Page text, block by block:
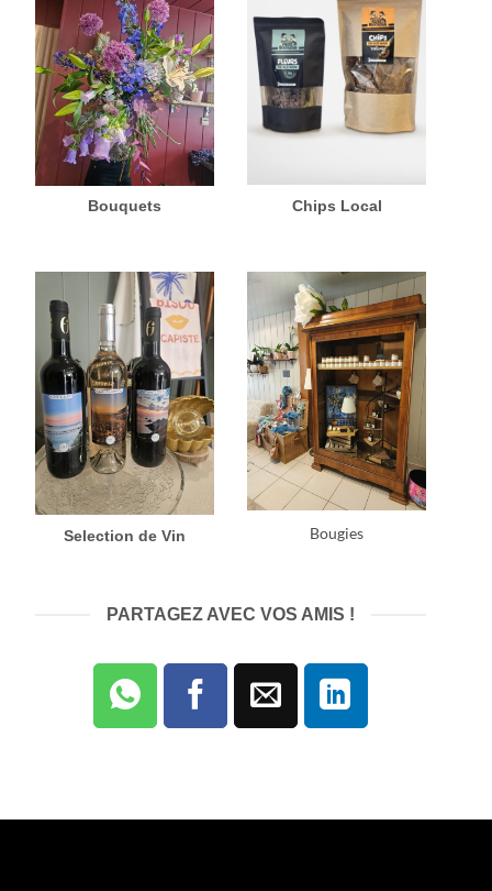
Bouquets Chips Local
Selection de Vin Bougies
PARTAGEZ AVEC VOS AMIS !